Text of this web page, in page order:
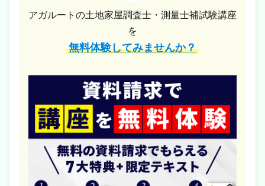
アガルートの土地家屋調査士・測量士補試験講座
を
無料体験してみませんか？